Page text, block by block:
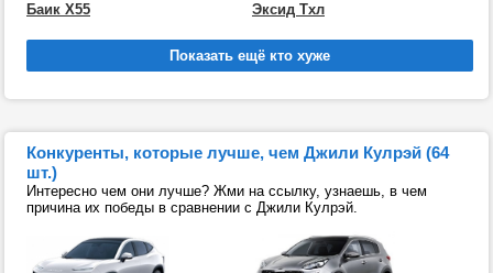
Баик Х55 Эксид Тхл
Конкуренты, которые лучше, чем Джили Кулрэй (64
шт.)
Интересно чем они лучше? Жми на ссылку, узнаешь, в чем
причина их победы в сравнении с Джили Кулрэй.